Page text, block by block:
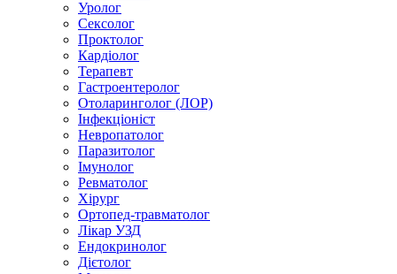
Уролог
Сексолог
Проктолог
Кардіолог
Терапевт
Гастроентеролог
Отоларинголог (ЛОР)
Інфекціоніст
Невропатолог
Паразитолог
Імунолог
Ревматолог
Хірург
Ортопед-травматолог
Лікар УЗД
Ендокринолог
Дієтолог